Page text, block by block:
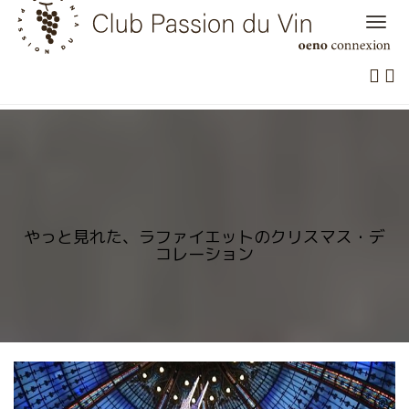
Skip
content
やっと見れた、ラファイエットのクリスマス・デ
コレーション